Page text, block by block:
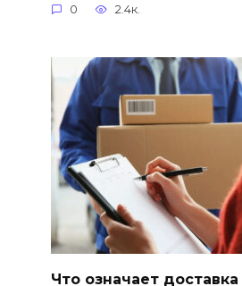
0 2.4к.
Что означает